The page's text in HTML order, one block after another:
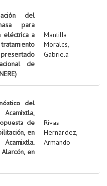
del
para
eléctrica a
de
Mantilla
Morales,
Gabriela
del
de
en
en
Rivas
Hernández,
Armando